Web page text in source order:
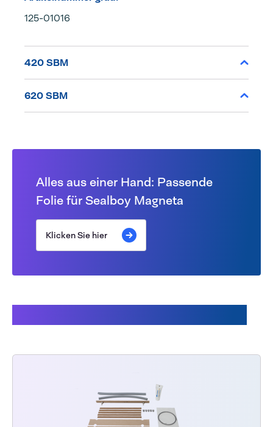
125-01016
420 SBM
620 SBM
Alles aus einer Hand: Passende
Folie für Sealboy Magneta
Klicken Sie hier